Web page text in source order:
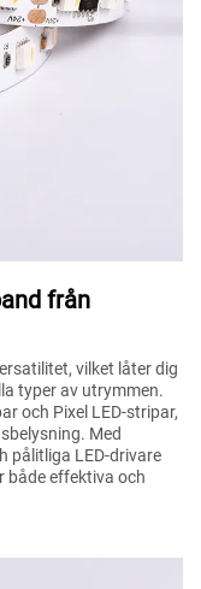
från
vilket låter dig
typer av utrymmen.
och Pixel LED-stripar,
Med
pålitliga LED-drivare
både effektiva och